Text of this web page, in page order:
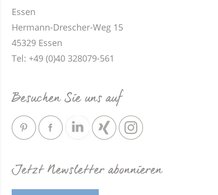
Essen
Hermann-Drescher-Weg 15
45329 Essen
Tel: +49 (0)40 328079-561
Besuchen Sie uns auf
Jetzt Newsletter abonnieren